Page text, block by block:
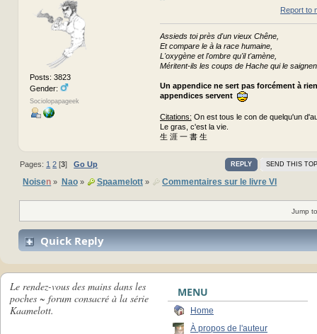
Posts: 3823
Gender:
Sociolopapageek
Report to
Assieds toi près d'un vieux Chêne,
Et compare le à la race humaine,
L'oxygène et l'ombre qu'il t'amène,
Méritent-ils les coups de Hache qui le
Un appendice ne sert pas forcément à
appendices servent
Citations: On est tous le con de quelqu'un
Le gras, c'est la vie.
生 涯 一 書 生
REPLY SEND THIS
Pages: 1 2 [3]Go Up
Noisen » Nao» Spaamelott» Commentaires sur le livre VI
Jump
Quick Reply
Le rendez-vous des mains dans les
poches ~ forum consacré à la série
Kaamelott.
MENU
Home
À propos de l'auteur